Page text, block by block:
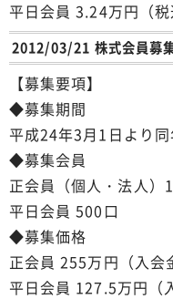
平日会員 3.24万円（税
2012/03/21 株式会員募
【募集要項】
◆募集期間
平成24年3月1日より
◆募集会員
正会員（個人・法人
平日会員 500口
◆募集価格
正会員 255万円（入会
平日会員 127.5万円（